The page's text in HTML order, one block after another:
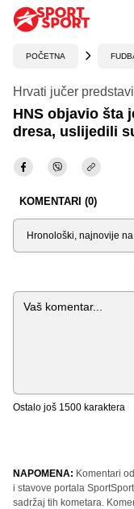
POČETNA
Hrvati jučer
HNS objavio šta
dresa, uslijedili
KOMENTARI (0)
Sortiraj
Komentar
Ostalo još 1500 karaktera
NAPOMENA: Komentari
i stavove portala
sadržaj tih kometara.